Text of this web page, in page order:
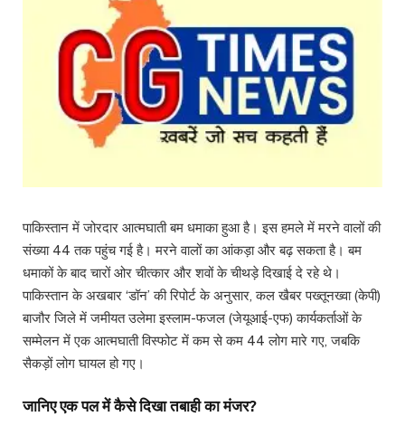
पाकिस्तान में जोरदार आत्मघाती बम धमाका हुआ है। इस हमले में मरने वालों की
संख्या 44 तक पहुंच गई है। मरने वालों का आंकड़ा और बढ़ सकता है। बम
धमाकों के बाद चारों ओर चीत्कार और शवों के चीथड़े दिखाई दे रहे थे।
पाकिस्तान के अखबार ‘डॉन’ की रिपोर्ट के अनुसार, कल खैबर पख्तूनख्वा (केपी)
बाजौर जिले में जमीयत उलेमा इस्लाम-फजल (जेयूआई-एफ) कार्यकर्ताओं के
सम्मेलन में एक आत्मघाती विस्फोट में कम से कम 44 लोग मारे गए, जबकि
सैकड़ों लोग घायल हो गए।
जानिए एक पल में कैसे दिखा तबाही का मंजर?